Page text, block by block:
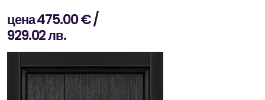
цена 475.00 € /
929.02 лв.